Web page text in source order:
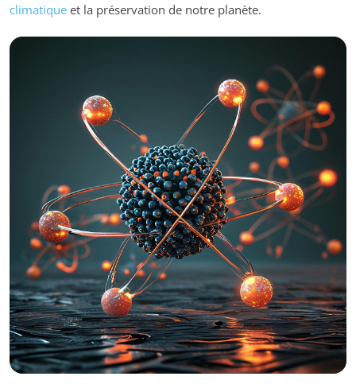
climatique et la préservation de notre planète.